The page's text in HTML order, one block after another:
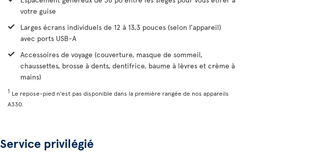
votre guise
Larges écrans individuels de 12 à 13,3 pouces (selon l’appareil)
avec ports USB-A
Accessoires de voyage (couverture, masque de sommeil,
chaussettes, brosse à dents, dentifrice, baume à lèvres et crème à
mains)
1 Le repose-pied n'est pas disponible dans la première rangée de nos appareils
A330.
Service privilégié